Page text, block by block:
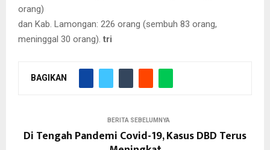
orang)
dan Kab. Lamongan: 226 orang (sembuh 83 orang,
meninggal 30 orang). tri
BAGIKAN
BERITA SEBELUMNYA
Di Tengah Pandemi Covid-19, Kasus DBD Terus